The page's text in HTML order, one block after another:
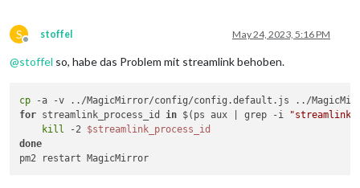
S
Offline
stoffel May 24, 2023, 5:16 PM
@stoffel so, habe das Problem mit streamlink behoben.
cp
for streamlink_process_id in $(ps aux | grep -i "streamlink"
kill
-2 $streamlink_process_id
done